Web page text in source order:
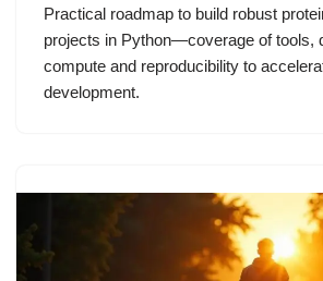
Practical roadmap to build robust
projects in Python—coverage of tools,
compute and reproducibility to
development.